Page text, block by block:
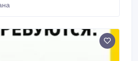
ароматов (производство